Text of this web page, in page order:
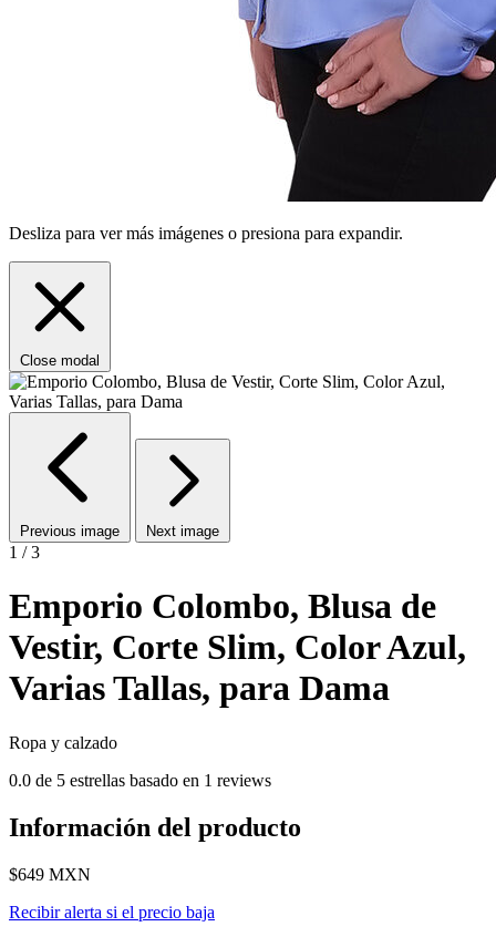
Desliza para ver más imágenes o presiona para expandir.
Close modal
Previous image Next image
1 / 3
Emporio Colombo, Blusa de
Vestir, Corte Slim, Color Azul,
Varias Tallas, para Dama
Ropa y calzado
0.0 de 5 estrellas basado en 1 reviews
Información del producto
$649 MXN
Recibir alerta si el precio baja